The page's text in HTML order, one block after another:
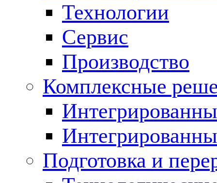
Технологии
Сервис
Производство
Комплексные
Подготовка и